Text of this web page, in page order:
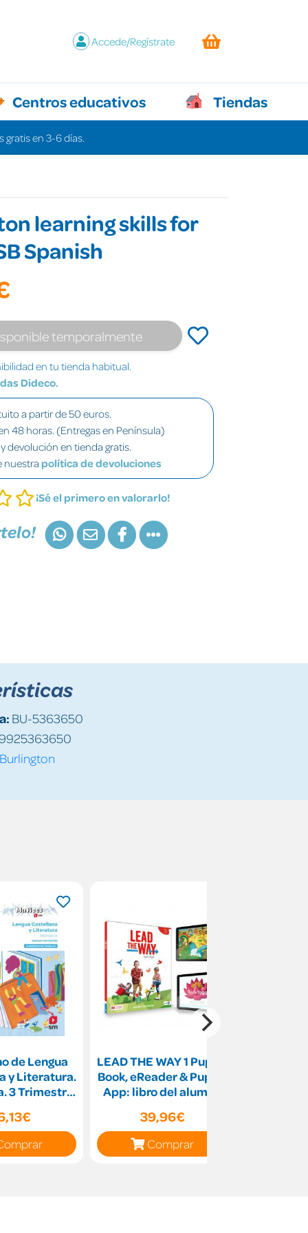
Accede/Regístrate
Centros educativos Tiendas
gratis en 3-6 días.
learning skills for
Spanish
temporalmente
en tu tienda habitual.
Dideco.
a partir de 50 euros.
48 horas. (Entregas en Península)
devolución en tienda gratis.
nuestra política de devoluciones
¡Sé el primero en valorarlo!
BU-5363650
Burlington
de Lengua
y Literatura.
3 Trimestre.
LEAD THE WAY 1 Pupil s
Book, eReader & Pupil s
App: libro del alumno
39,96€
Comprar